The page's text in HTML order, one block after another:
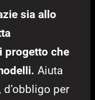
sia allo
progetto che
Aiuta
d’obbligo per